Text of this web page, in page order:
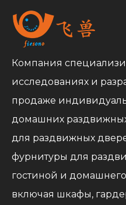
Компания
исследованиях и
продаже
домашних
для раздвижных
фурнитуры для
гостиной и
включая шкафы,